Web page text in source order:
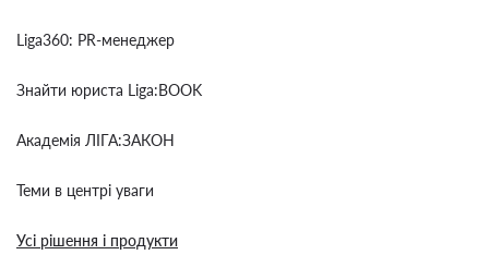
Liga360: PR-менеджер
Знайти юриста Liga:BOOK
Академія ЛІГА:ЗАКОН
Теми в центрі уваги
Усі рішення і продукти